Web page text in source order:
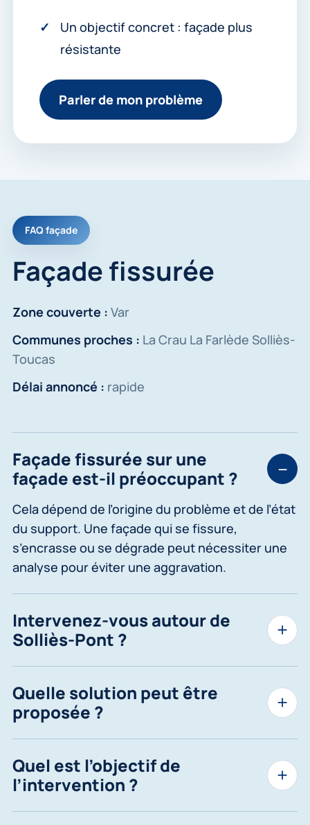
Un objectif concret : façade plus
résistante
Parler de mon problème
FAQ façade
Façade fissurée
Zone couverte : Var
Communes proches : La Crau La Farlède Solliès-
Toucas
Délai annoncé : rapide
Façade fissurée sur une
façade est-il préoccupant ?
Cela dépend de l’origine du problème et de l’état
du support. Une façade qui se fissure,
s’encrasse ou se dégrade peut nécessiter une
analyse pour éviter une aggravation.
Intervenez-vous autour de
Solliès-Pont ?
Quelle solution peut être
proposée ?
Quel est l’objectif de
l’intervention ?